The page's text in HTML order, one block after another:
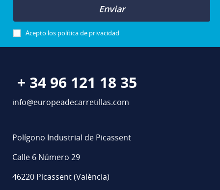
Enviar
Acepto los política de privacidad
+ 34 96 121 18 35
info@europeadecarretillas.com
Polígono Industrial de Picassent
Calle 6 Número 29
46220 Picassent (València)